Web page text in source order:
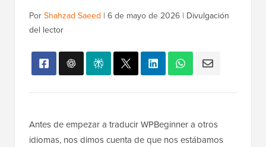
Por Shahzad Saeed | 6 de mayo de 2026 | Divulgación
del lector
Antes de empezar a traducir WPBeginner a otros
idiomas, nos dimos cuenta de que nos estábamos